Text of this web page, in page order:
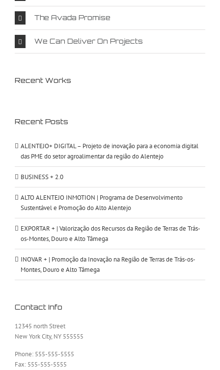
The Avada Promise
We Can Deliver On Projects
Recent Works
Recent Posts
ALENTEJO+ DIGITAL – Projeto de inovação para a economia digital
das PME do setor agroalimentar da região do Alentejo
BUSINESS + 2.0
ALTO ALENTEJO INMOTION | Programa de Desenvolvimento
Sustentável e Promoção do Alto Alentejo
EXPORTAR + | Valorização dos Recursos da Região de Terras de Trás-
os-Montes, Douro e Alto Tâmega
INOVAR + | Promoção da Inovação na Região de Terras de Trás-os-
Montes, Douro e Alto Tâmega
Contact Info
12345 north Street
New York City, NY 555555
Phone: 555-555-5555
Fax: 555-555-5555